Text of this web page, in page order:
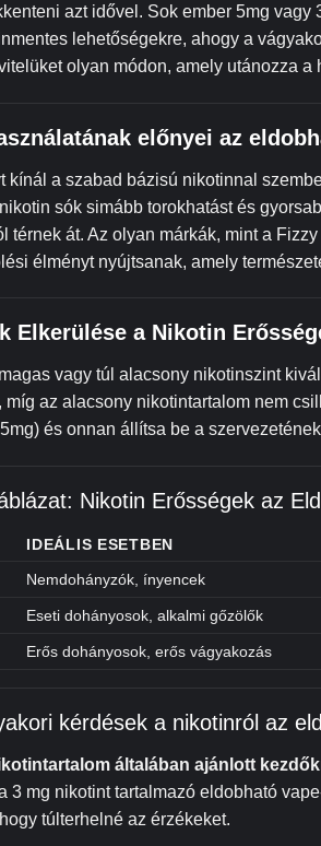
azt idővel. Sok ember 5mg
lehetőségekre, ahogy a
olyan módon, amely utánozza
előnyei az
kínál a szabad bázisú nikotinnal
sók simább torokhatást és
térnek át. Az olyan márkák, mint a
élményt nyújtsanak, amely
Elkerülése a Nikotin
vagy túl alacsony nikotinszint
míg az alacsony nikotintartalom nem
és onnan állítsa be a
Nikotin Erősségek az
IDEÁLIS ESETBEN
Nemdohányzók, ínyencek
Eseti dohányosok, alkalmi gőzölők
Erős dohányosok, erős vágyakozás
kérdések a nikotinról az
általában ajánlott
3 mg nikotint tartalmazó eldobható
túlterhelné az érzékeket.